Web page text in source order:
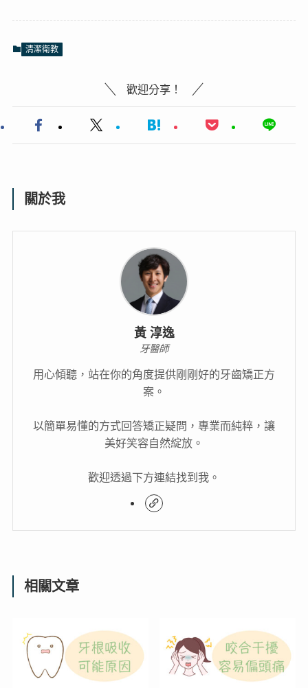
清潔衛教
歡迎分享！
關於我
黃 淳逸
牙醫師
用心傾聽，站在你的角度提供剛剛好的牙齒矯正方
案。
以簡單易懂的方式回答矯正疑問，專業而純粹，讓
美好笑容自然綻放。
歡迎透過下方連結找到我。
相關文章